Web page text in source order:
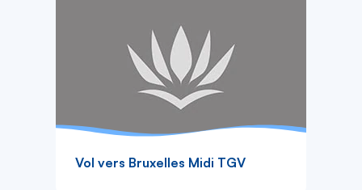
Vol vers Bruxelles Midi TGV